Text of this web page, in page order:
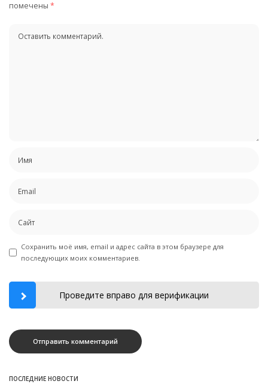
помечены *
Сохранить моё имя, email и адрес сайта в этом браузере для
последующих моих комментариев.
Проведите вправо для верификации
ПОСЛЕДНИЕ НОВОСТИ